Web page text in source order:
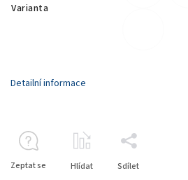
Varianta
Detailní informace
Zeptat se Hlídat Sdílet